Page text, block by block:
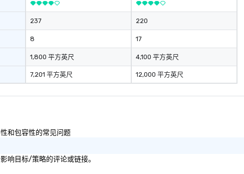
237
8
1,800 平方英尺
7,201 平方英尺
220
17
4,100 平方英尺
12,000 平方英尺
和包容性的常见问题
响目标/策略的评论或链接。